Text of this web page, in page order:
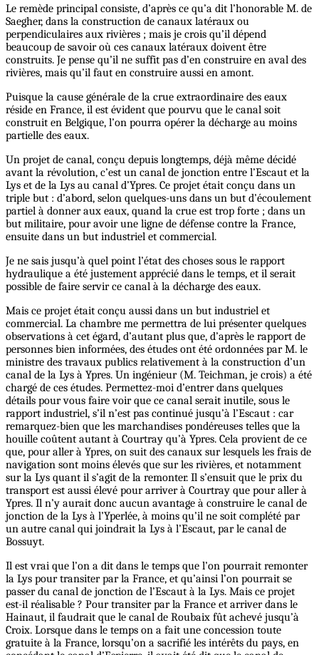
Le remède principal consiste, d’après ce qu’a dit l’honorable M. de
Saegher, dans la construction de canaux latéraux ou
perpendiculaires aux rivières ; mais je crois qu’il dépend
beaucoup de savoir où ces canaux latéraux doivent être
construits. Je pense qu’il ne suffit pas d’en construire en aval des
rivières, mais qu’il faut en construire aussi en amont.
Puisque la cause générale de la crue extraordinaire des eaux
réside en France, il est évident que pourvu que le canal soit
construit en Belgique, l’on pourra opérer la décharge au moins
partielle des eaux.
Un projet de canal, conçu depuis longtemps, déjà même décidé
avant la révolution, c’est un canal de jonction entre l’Escaut et la
Lys et de la Lys au canal d’Ypres. Ce projet était conçu dans un
triple but : d’abord, selon quelques-uns dans un but d’écoulement
partiel à donner aux eaux, quand la crue est trop forte ; dans un
but militaire, pour avoir une ligne de défense contre la France,
ensuite dans un but industriel et commercial.
Je ne sais jusqu’à quel point l’état des choses sous le rapport
hydraulique a été justement apprécié dans le temps, et il serait
possible de faire servir ce canal à la décharge des eaux.
Mais ce projet était conçu aussi dans un but industriel et
commercial. La chambre me permettra de lui présenter quelques
observations à cet égard, d’autant plus que, d’après le rapport de
personnes bien informées, des études ont été ordonnées par M. le
ministre des travaux publics relativement à la construction d’un
canal de la Lys à Ypres. Un ingénieur (M. Teichman, je crois) a été
chargé de ces études. Permettez-moi d’entrer dans quelques
détails pour vous faire voir que ce canal serait inutile, sous le
rapport industriel, s’il n’est pas continué jusqu’à l’Escaut : car
remarquez-bien que les marchandises pondéreuses telles que la
houille coûtent autant à Courtray qu’à Ypres. Cela provient de ce
que, pour aller à Ypres, on suit des canaux sur lesquels les frais de
navigation sont moins élevés que sur les rivières, et notamment
sur la Lys quant il s’agit de la remonter. Il s’ensuit que le prix du
transport est aussi élevé pour arriver à Courtray que pour aller à
Ypres. Il n’y aurait donc aucun avantage à construire le canal de
jonction de la Lys à l’Yperlée, à moins qu’il ne soit complété par
un autre canal qui joindrait la Lys à l’Escaut, par le canal de
Bossuyt.
Il est vrai que l’on a dit dans le temps que l’on pourrait remonter
la Lys pour transiter par la France, et qu’ainsi l’on pourrait se
passer du canal de jonction de l’Escaut à la Lys. Mais ce projet
est-il réalisable ? Pour transiter par la France et arriver dans le
Hainaut, il faudrait que le canal de Roubaix fût achevé jusqu’à
Croix. Lorsque dans le temps on a fait une concession toute
gratuite à la France, lorsqu’on a sacrifié les intérêts du pays, en